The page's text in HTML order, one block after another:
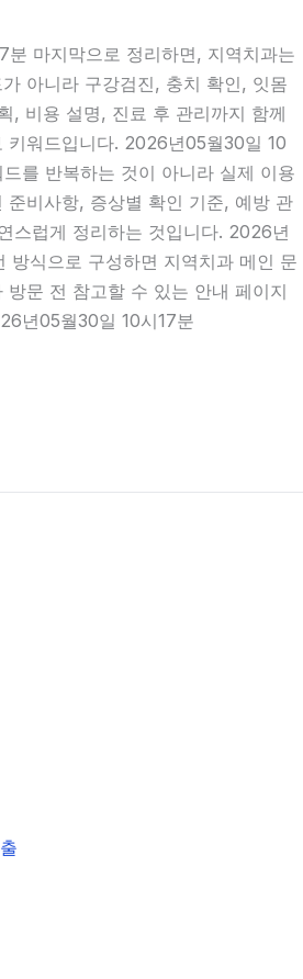
마지막으로 정리하면, 지역치과는
아니라 구강검진, 충치 확인, 잇몸
, 비용 설명, 진료 후 관리까지 함께
키워드입니다. 2026년05월30일 10
를 반복하는 것이 아니라 실제 이용
준비사항, 증상별 확인 기준, 예방 관
스럽게 정리하는 것입니다. 2026년
방식으로 구성하면 지역치과 메인 문
방문 전 참고할 수 있는 안내 페이지
년05월30일 10시17분